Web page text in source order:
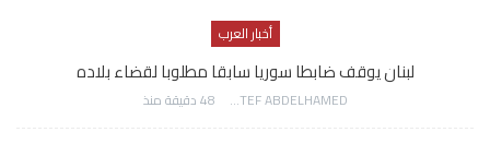
أخبار العرب
لبنان يوقف ضابطا سوريا سابقا مطلوبا لقضاء بلاده
AWATEF ABDELHAMED 48 دقيقة منذ